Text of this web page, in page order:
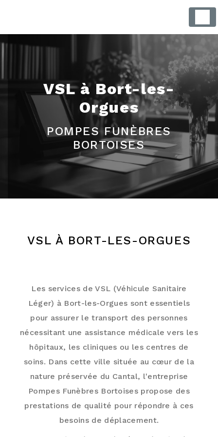
VSL à Bort-les-
Orgues
POMPES FUNÈBRES
BORTOISES
VSL À BORT-LES-ORGUES
Les services de VSL (Véhicule Sanitaire
Léger) à Bort-les-Orgues sont essentiels
pour assurer le transport des personnes
nécessitant une assistance médicale vers les
hôpitaux, les cliniques ou les centres de
soins. Dans cette ville située au cœur de la
nature préservée du Cantal, l'entreprise
Pompes Funèbres Bortoises propose des
prestations de qualité pour répondre à ces
besoins de déplacement.